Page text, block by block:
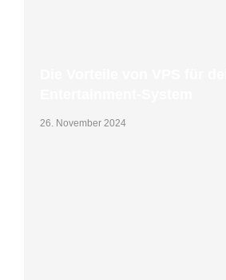
26. November 2024